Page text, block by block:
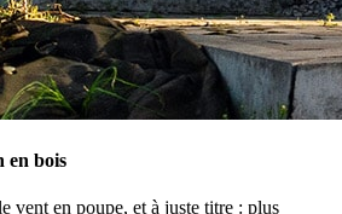
en bois
vent en poupe, et à juste titre : plus